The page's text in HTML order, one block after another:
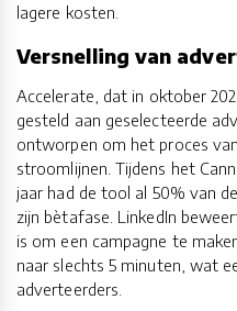
lagere kosten.
Versnelling van
Accelerate, dat in oktober
gesteld aan geselecteerde
ontworpen om het proces
stroomlijnen. Tijdens het
jaar had de tool al 50% van
zijn bètafase. LinkedIn
is om een campagne te
naar slechts 5 minuten, wat
adverteerders.